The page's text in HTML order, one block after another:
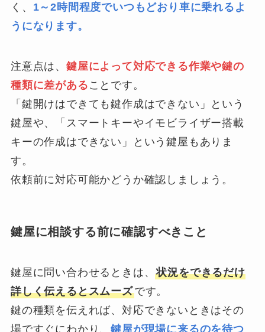
く、 1～2時間程度でいつもどおり車に乗れるよ
うになります。
注意点は、 鍵屋によって対応できる作業や鍵の
種類に差がある ことです。
「鍵開けはできても鍵作成はできない」という
鍵屋や、「スマートキーやイモビライザー搭載
キーの作成はできない」という鍵屋もありま
す。
依頼前に対応可能かどうか確認しましょう。
鍵屋に相談する前に確認すべきこと
鍵屋に問い合わせるときは、状況をできるだけ
詳しく伝えるとスムーズです。
鍵の種類を伝えれば、対応できないときはその
場ですぐにわかり、鍵屋が現場に来るのを待つ